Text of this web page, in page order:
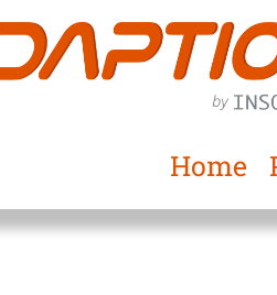
Home